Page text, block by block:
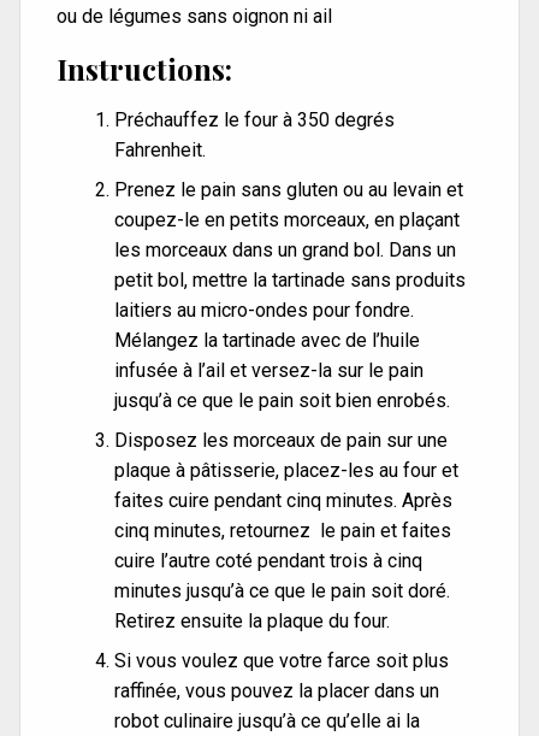
ou de légumes sans oignon ni ail
Instructions:
Préchauffez le four à 350 degrés
Fahrenheit.
Prenez le pain sans gluten ou au levain et
coupez-le en petits morceaux, en plaçant
les morceaux dans un grand bol. Dans un
petit bol, mettre la tartinade sans produits
laitiers au micro-ondes pour fondre.
Mélangez la tartinade avec de l’huile
infusée à l’ail et versez-la sur le pain
jusqu’à ce que le pain soit bien enrobés.
Disposez les morceaux de pain sur une
plaque à pâtisserie, placez-les au four et
faites cuire pendant cinq minutes. Après
cinq minutes, retournez le pain et faites
cuire l’autre coté pendant trois à cinq
minutes jusqu’à ce que le pain soit doré.
Retirez ensuite la plaque du four.
Si vous voulez que votre farce soit plus
raffinée, vous pouvez la placer dans un
robot culinaire jusqu’à ce qu’elle ai la